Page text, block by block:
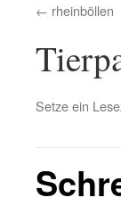
rheinböllen
Setze ein